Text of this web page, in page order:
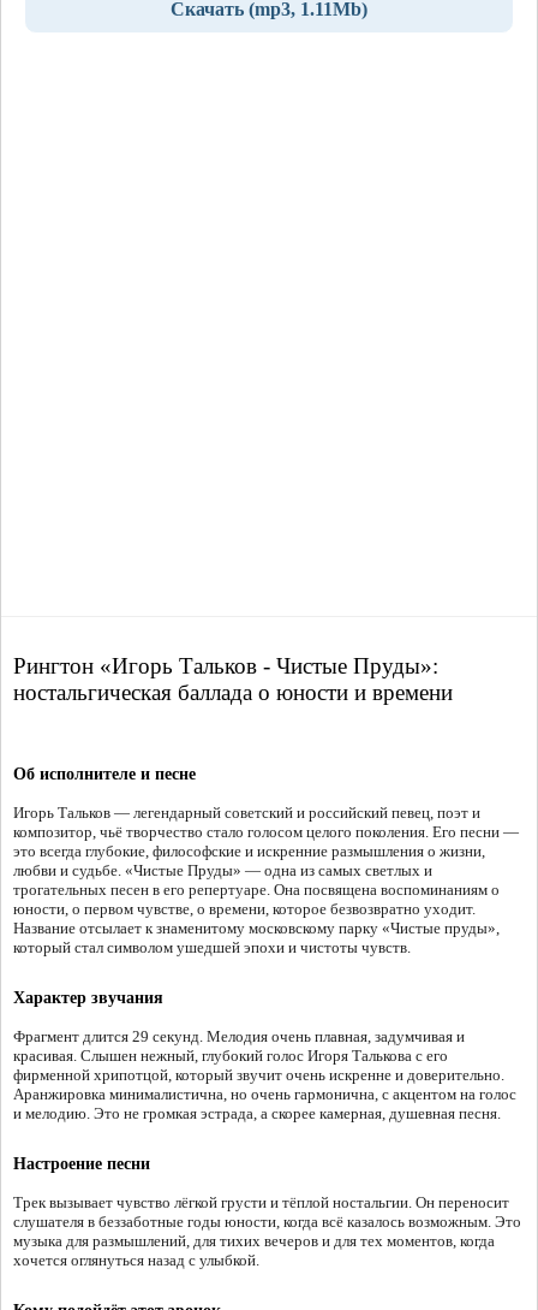
Скачать (mp3, 1.11Mb)
Рингтон «Игорь Тальков - Чистые Пруды»:
ностальгическая баллада о юности и времени
Об исполнителе и песне
Игорь Тальков — легендарный советский и российский певец, поэт и
композитор, чьё творчество стало голосом целого поколения. Его песни —
это всегда глубокие, философские и искренние размышления о жизни,
любви и судьбе. «Чистые Пруды» — одна из самых светлых и
трогательных песен в его репертуаре. Она посвящена воспоминаниям о
юности, о первом чувстве, о времени, которое безвозвратно уходит.
Название отсылает к знаменитому московскому парку «Чистые пруды»,
который стал символом ушедшей эпохи и чистоты чувств.
Характер звучания
Фрагмент длится 29 секунд. Мелодия очень плавная, задумчивая и
красивая. Слышен нежный, глубокий голос Игоря Талькова с его
фирменной хрипотцой, который звучит очень искренне и доверительно.
Аранжировка минималистична, но очень гармонична, с акцентом на голос
и мелодию. Это не громкая эстрада, а скорее камерная, душевная песня.
Настроение песни
Трек вызывает чувство лёгкой грусти и тёплой ностальгии. Он переносит
слушателя в беззаботные годы юности, когда всё казалось возможным. Это
музыка для размышлений, для тихих вечеров и для тех моментов, когда
хочется оглянуться назад с улыбкой.